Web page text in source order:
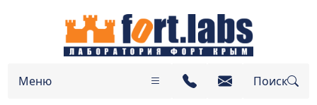
Меню Поиск